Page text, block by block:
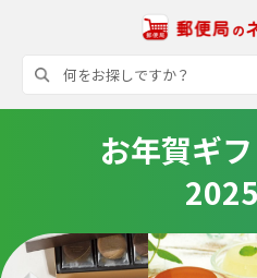
お年賀ギ
2025